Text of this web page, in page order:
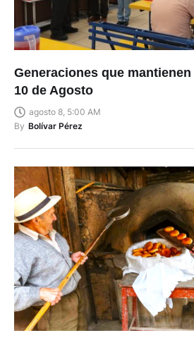
Generaciones que
10 de Agosto
agosto 8, 5:00 AM
By Bolívar Pérez